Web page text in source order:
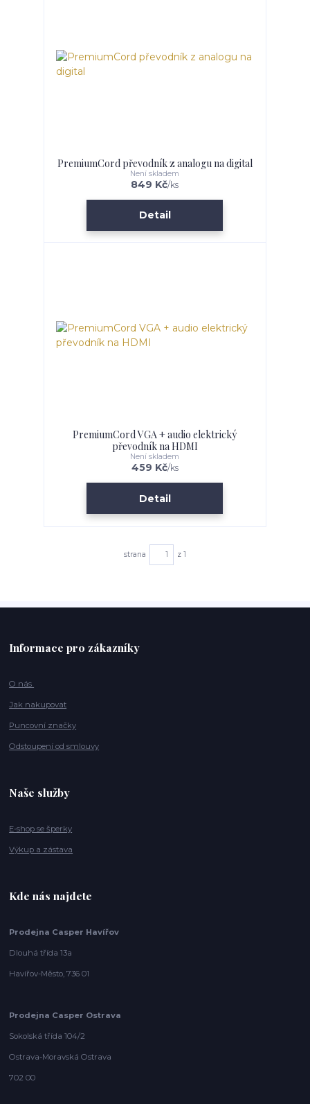
PremiumCord převodník z analogu na digital
849 Kč/ks
Není skladem
Detail
PremiumCord VGA + audio elektrický
převodník na HDMI
459 Kč/ks
Není skladem
Detail
strana z 1
Informace pro zákazníky
O nás
Jak nakupovat
Puncovní značky
Odstoupení od smlouvy
Naše služby
E-shop se šperky
Výkup a zástava
Kde nás najdete
Prodejna Casper Havířov
Dlouhá třída 13a
Havířov-Město, 736 01
Prodejna Casper Ostrava
Sokolská třída 104/2
Ostrava-Moravská Ostrava
702 00